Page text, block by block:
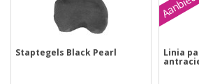
Staptegels Black Pearl Linia